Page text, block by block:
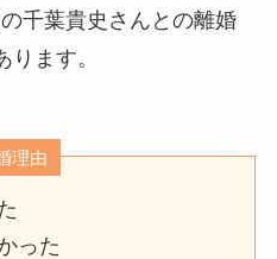
千葉貴史さんとの離婚
ます。
理由
った